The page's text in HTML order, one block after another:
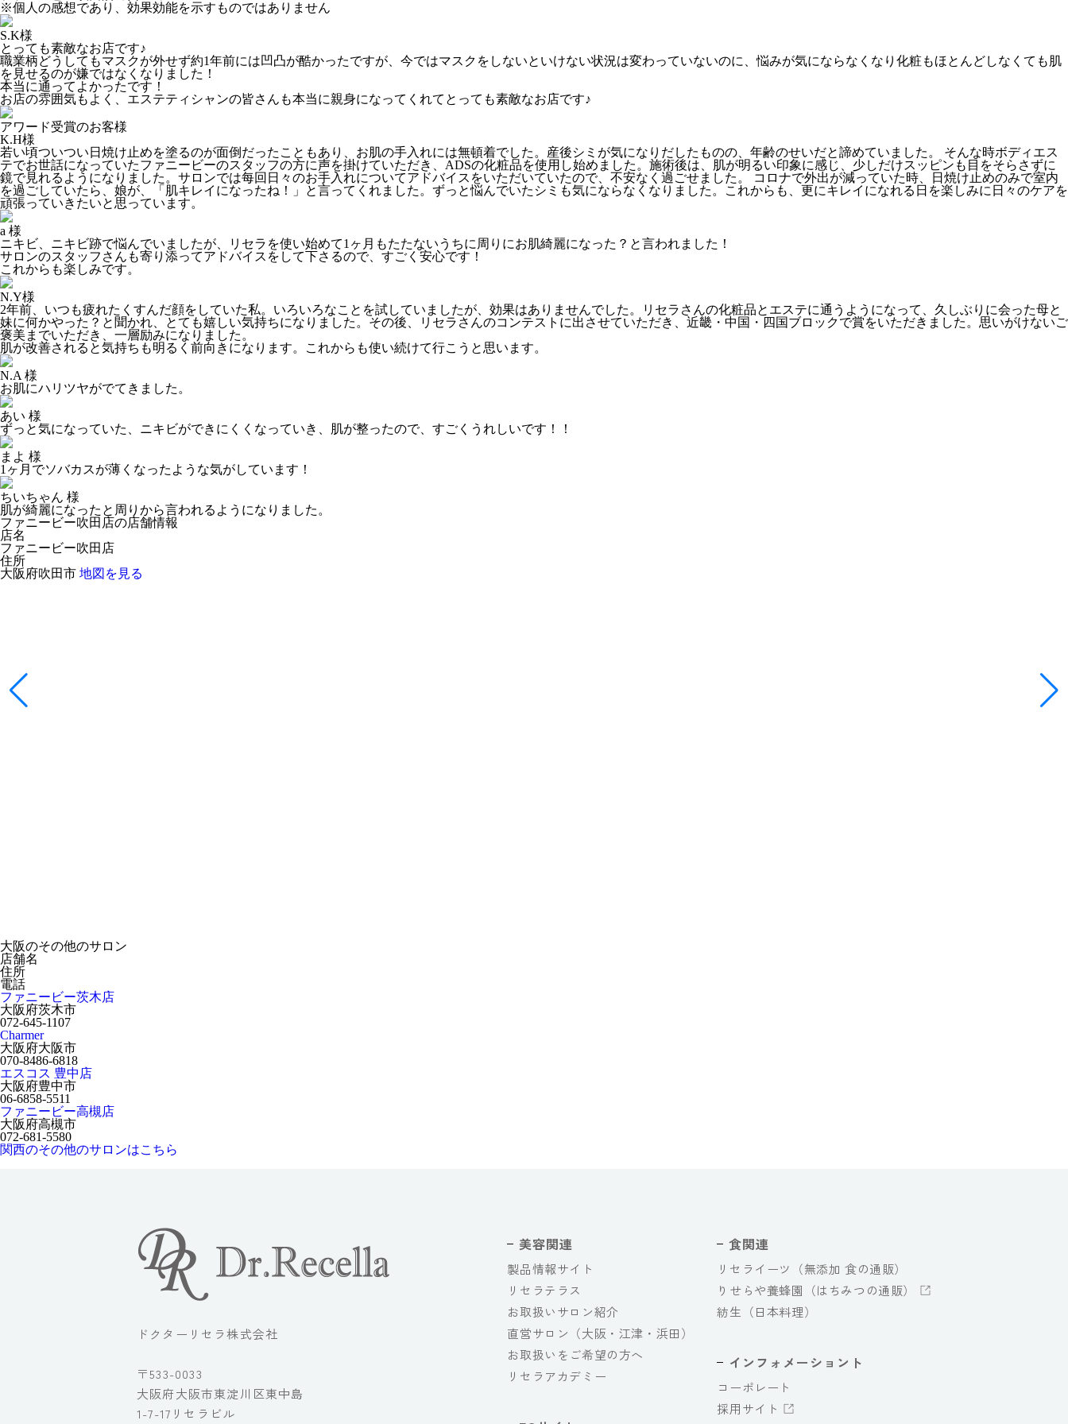
※個人の感想であり、効果効能を示すものではありません
S.K様
とっても素敵なお店です♪
職業柄どうしてもマスクが外せず約1年前には凹凸が酷かったですが、今ではマスクをしないといけない状況は変わっていないのに、悩みが気にならなくなり化粧もほとんどしなくても肌
を見せるのが嫌ではなくなりました！
本当に通ってよかったです！
お店の雰囲気もよく、エステティシャンの皆さんも本当に親身になってくれてとっても素敵なお店です♪
アワード受賞のお客様
K.H様
若い頃ついつい日焼け止めを塗るのが面倒だったこともあり、お肌の手入れには無頓着でした。産後シミが気になりだしたものの、年齢のせいだと諦めていました。 そんな時ボディエス
テでお世話になっていたファニービーのスタッフの方に声を掛けていただき、ADSの化粧品を使用し始めました。施術後は、肌が明るい印象に感じ、少しだけスッピンも目をそらさずに
鏡で見れるようになりました。サロンでは每回日々のお手入れについてアドバイスをいただいていたので、不安なく過ごせました。 コロナで外出が減っていた時、日焼け止めのみで室内
を過ごしていたら、娘が、「肌キレイになったね！」と言ってくれました。ずっと悩んでいたシミも気にならなくなりました。これからも、更にキレイになれる日を楽しみに日々のケアを
頑張っていきたいと思っています。
a 様
ニキビ、ニキビ跡で悩んでいましたが、リセラを使い始めて1ヶ月もたたないうちに周りにお肌綺麗になった？と言われました！
サロンのスタッフさんも寄り添ってアドバイスをして下さるので、すごく安心です！
これからも楽しみです。
N.Y様
2年前、いつも疲れたくすんだ顔をしていた私。いろいろなことを試していましたが、効果はありませんでした。リセラさんの化粧品とエステに通うようになって、久しぶりに会った母と
妹に何かやった？と聞かれ、とても嬉しい気持ちになりました。その後、リセラさんのコンテストに出させていただき、近畿・中国・四国ブロックで賞をいただきました。思いがけないご
褒美までいただき、一層励みになりました。
肌が改善されると気持ちも明るく前向きになります。これからも使い続けて行こうと思います。
N.A 様
お肌にハリツヤがでてきました。
あい 様
ずっと気になっていた、ニキビができにくくなっていき、肌が整ったので、すごくうれしいです！！
まよ 様
1ヶ月でソバカスが薄くなったような気がしています！
ちいちゃん 様
肌が綺麗になったと周りから言われるようになりました。
ファニービー吹田店の店舗情報
店名
ファニービー吹田店
住所
大阪府吹田市 地図を見る
大阪のその他のサロン
店舗名
住所
電話
ファニービー茨木店
大阪府茨木市
072-645-1107
Charmer
大阪府大阪市
070-8486-6818
エスコス 豊中店
大阪府豊中市
06-6858-5511
ファニービー高槻店
大阪府高槻市
072-681-5580
関西のその他のサロンはこちら
ドクターリセラ株式会社
〒533-0033
大阪府大阪市東淀川区東中島
1-7-17リセラビル
美容関連
製品情報サイト
リセラテラス
お取扱いサロン紹介
直営サロン（大阪・江津・浜田）
お取扱いをご希望の方へ
リセラアカデミー
食関連
リセライーツ（無添加 食の通販）
りせらや養蜂園（はちみつの通販）
紡生（日本料理）
インフォメーショント
コーポレート
採用サイト